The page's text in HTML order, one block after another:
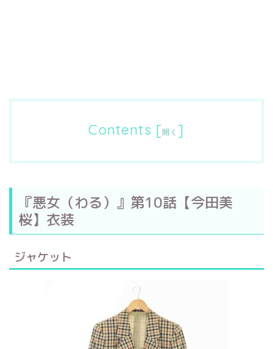
Contents [開く ]
『悪女（わる）』第10話【今田美
桜】衣装
ジャケット